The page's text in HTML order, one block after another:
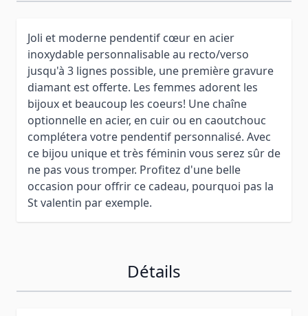
Joli et moderne pendentif cœur en acier
inoxydable personnalisable au recto/verso
jusqu'à 3 lignes possible, une première gravure
diamant est offerte. Les femmes adorent les
bijoux et beaucoup les coeurs! Une chaîne
optionnelle en acier, en cuir ou en caoutchouc
complétera votre pendentif personnalisé. Avec
ce bijou unique et très féminin vous serez sûr de
ne pas vous tromper. Profitez d'une belle
occasion pour offrir ce cadeau, pourquoi pas la
St valentin par exemple.
Détails